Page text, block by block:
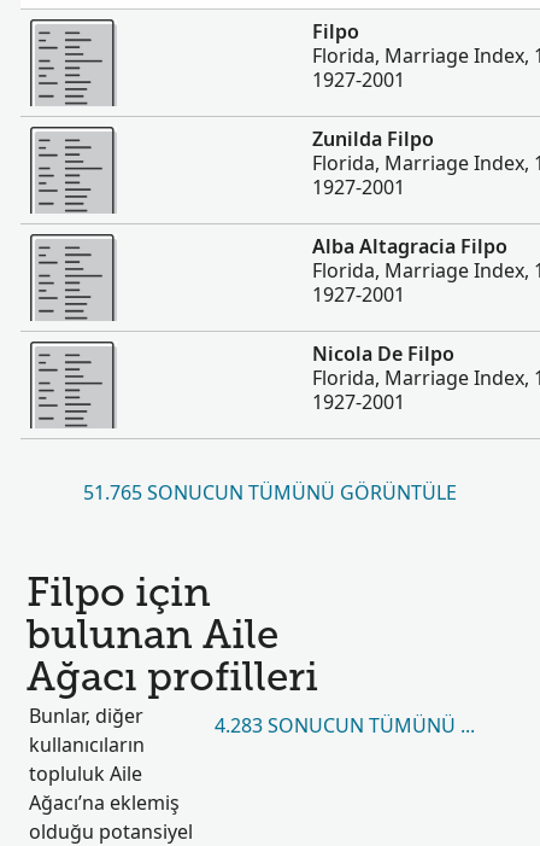
Daha fazla
Filpo
Florida, Marriage Index,
1927-2001
Daha fazla
Zunilda Filpo
Florida, Marriage Index,
1927-2001
Daha fazla
Alba Altagracia Filpo
Florida, Marriage Index,
1927-2001
Daha fazla
Nicola De Filpo
Florida, Marriage Index,
1927-2001
51.765 SONUCUN TÜMÜNÜ GÖRÜNTÜLE
Filpo için
bulunan Aile
Ağacı profilleri
Bunlar, diğer
kullanıcıların
topluluk Aile
Ağacı’na eklemiş
olduğu potansiyel
4.283 SONUCUN TÜMÜNÜ